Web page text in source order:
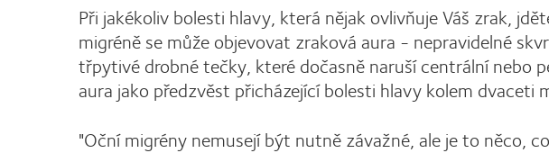
Při jakékoliv bolesti hlavy, která nějak ovlivňuje Váš zrak,
migréně se může objevovat zraková aura - nepravidelné
třpytivé drobné tečky, které dočasně naruší centrální nebo
aura jako předzvěst přicházející bolesti hlavy kolem dvaceti
"Oční migrény nemusejí být nutně závažné, ale je to něco,